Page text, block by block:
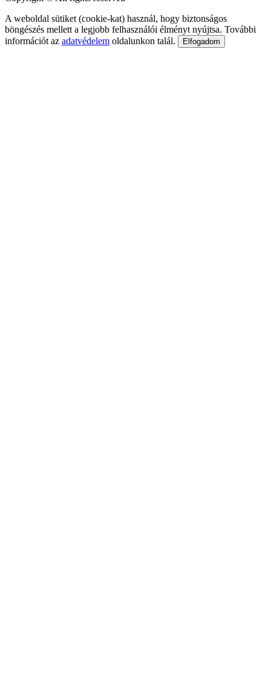
A weboldal sütiket (cookie-kat) használ, hogy biztonságos
böngészés mellett a legjobb felhasználói élményt nyújtsa. További
információt az adatvédelem oldalunkon talál. Elfogadom